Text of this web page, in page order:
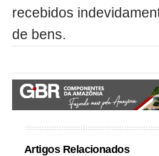
recebidos
de bens.
Artigos Relacionados